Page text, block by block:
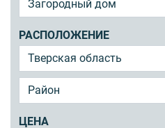
РАСПОЛОЖЕНИЕ
ЦЕНА